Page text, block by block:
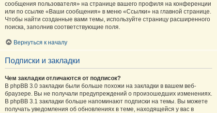
сообщения пользователя» на странице вашего профиля на конференции
или по ссылке «Ваши сообщения» в меню «Ссылки» на главной странице.
Чтобы найти созданные вами темы, используйте страницу расширенного
поиска, заполнив соответствующие поля.
Вернуться к началу
Подписки и закладки
Чем закладки отличаются от подписок?
В phpBB 3.0 закладки были больше похожи на закладки в вашем веб-
браузере. Вы не получали предупреждений о произошедших изменениях.
В phpBB 3.1 закладки больше напоминают подписки на темы. Вы можете
получать уведомления об обновлениях в теме, находящейся у вас в